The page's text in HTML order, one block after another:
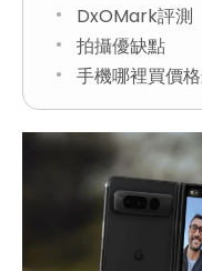
DxOMark評測
拍攝優缺點
手機哪裡買價